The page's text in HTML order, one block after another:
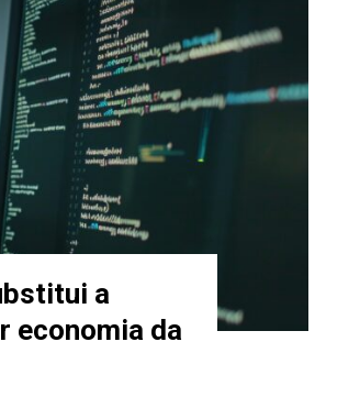
a
economia da